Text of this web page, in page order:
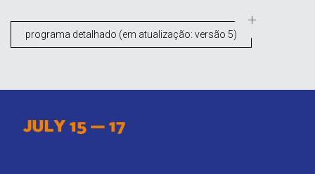
programa detalhado (em atualização: versão 5)